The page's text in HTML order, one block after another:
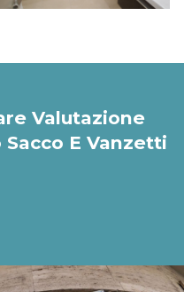
Valutazione
E Vanzetti